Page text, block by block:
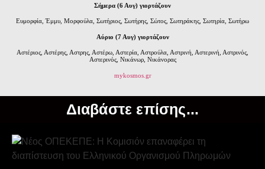
Σήμερα (6 Αυγ) γιορτάζουν
Ευμορφία, Έμμυ, Μορφούλα, Σωτήριος, Σωτήρης, Σώτος, Σωτηράκης, Σωτηρία, Σωτήρω
Αύριο (7 Αυγ) γιορτάζουν
Αστέριος, Αστέρης, Αστρης, Αστέρω, Αστερία, Αστρούλα, Αστρινή, Αστερινή, Αστρινός,
Αστερινός, Νικάνωρ, Νικάνορας
mykosmos.gr
Διαβάστε επίσης...